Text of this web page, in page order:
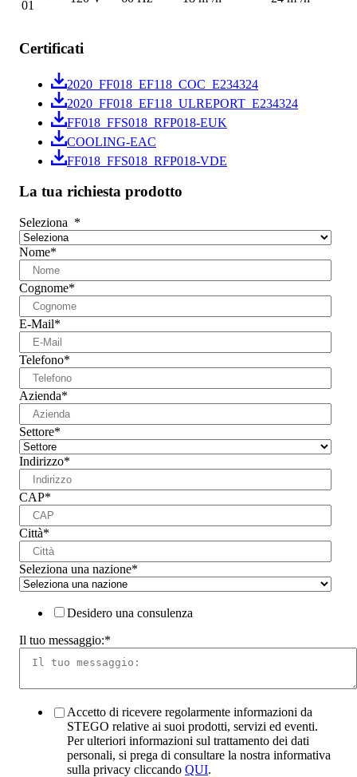
01
Certificati
2020_FF018_EF118_COC_E234324
2020_FF018_EF118_ULREPORT_E234324
FF018_FFS018_RFP018-EUK
COOLING-EAC
FF018_FFS018_RFP018-VDE
La tua richiesta prodotto
Seleziona *
Nome*
Cognome*
E-Mail*
Telefono*
Azienda*
Settore*
Indirizzo*
CAP*
Città*
Seleziona una nazione*
Desidero una consulenza
Il tuo messaggio:*
Accetto di ricevere regolarmente informazioni da
STEGO relative ai suoi prodotti, servizi ed eventi.
Per ulteriori informazioni sul trattamento dei dati
personali, si prega di consultare la nostra informativa
sulla privacy cliccando QUI.